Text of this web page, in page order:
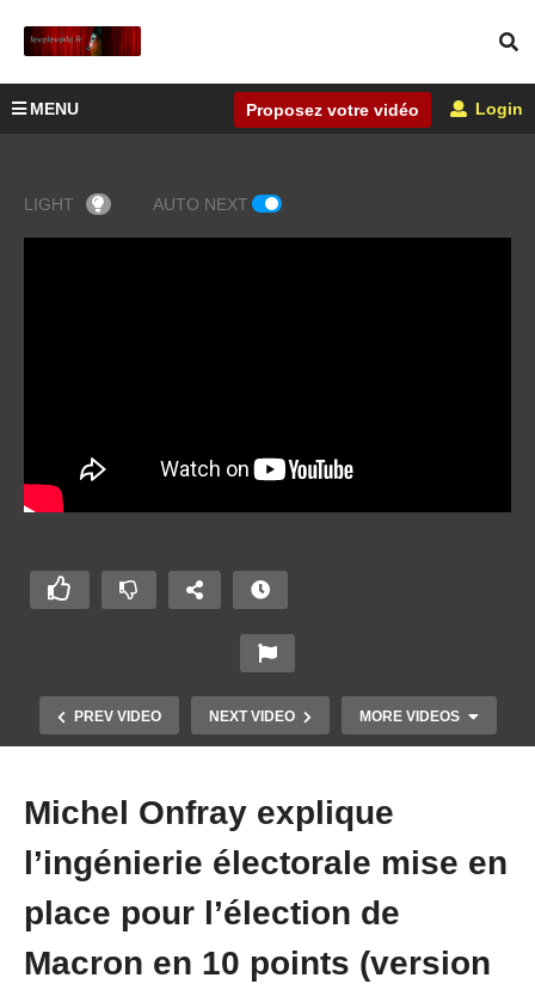
MENU Proposez votre vidéo Login
LIGHT AUTO NEXT
PREV VIDEO NEXT VIDEO MORE VIDEOS
Michel Onfray explique
l’ingénierie électorale mise en
place pour l’élection de
Macron en 10 points (version